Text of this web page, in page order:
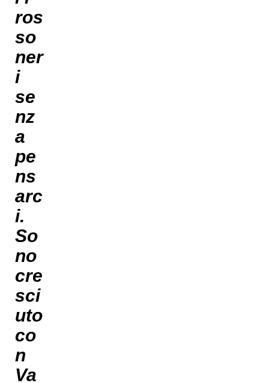
ros
so
ner
i
se
nz
a
pe
ns
arc
i.
So
no
cre
sci
uto
co
n
Va